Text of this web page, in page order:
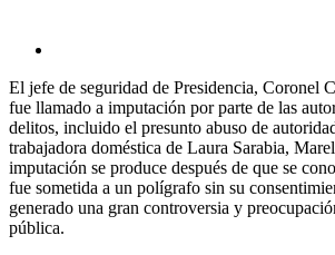
El jefe de seguridad de Presidencia, Coronel
fue llamado a imputación por parte de las
delitos, incluido el presunto abuso de
trabajadora doméstica de Laura Sarabia,
imputación se produce después de que se
fue sometida a un polígrafo sin su
generado una gran controversia y
pública.